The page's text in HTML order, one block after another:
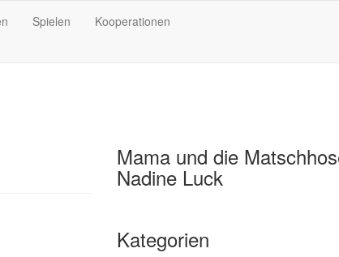
Spielen Kooperationen
Mama und die
Nadine Luck
Kategorien